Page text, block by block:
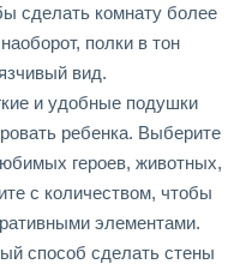
сделать комнату более
полки в тон
вид.
и удобные подушки
ребенка. Выберите
героев, животных,
с количеством, чтобы
элементами.
способ сделать стены